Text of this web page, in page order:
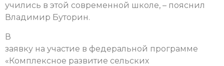
учились в этой современной школе, – пояснил
Владимир Буторин.
В
заявку на участие в федеральной программе
«Комплексное развитие сельских